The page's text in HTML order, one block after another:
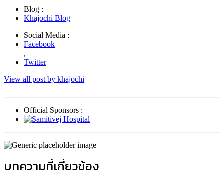
Blog :
Khajochi Blog
Social Media :
Facebook
,
Twitter
View all post by khajochi
Official Sponsors :
บทความที่เกี่ยวข้อง